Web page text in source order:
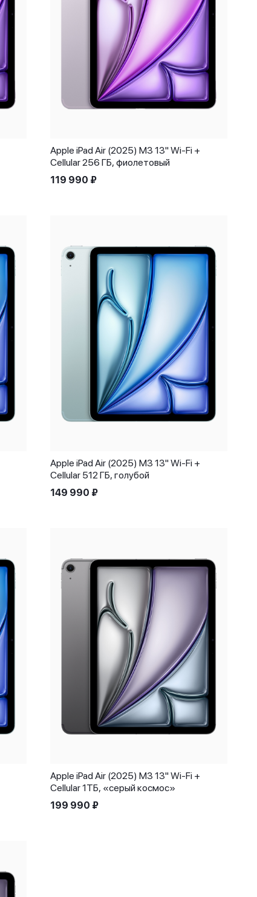
Apple iPad Air (2025) M3 13" Wi-Fi +
Cellular 256 ГБ, фиолетовый
119 990 ₽
Apple iPad Air (2025) M3 13" Wi-Fi +
Cellular 512 ГБ, голубой
149 990 ₽
Apple iPad Air (2025) M3 13" Wi-Fi +
Cellular 1ТБ, «серый космос»
199 990 ₽